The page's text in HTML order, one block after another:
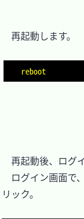
再起動します。
reboot
再起動後、ログ
ログイン画面で
リック。